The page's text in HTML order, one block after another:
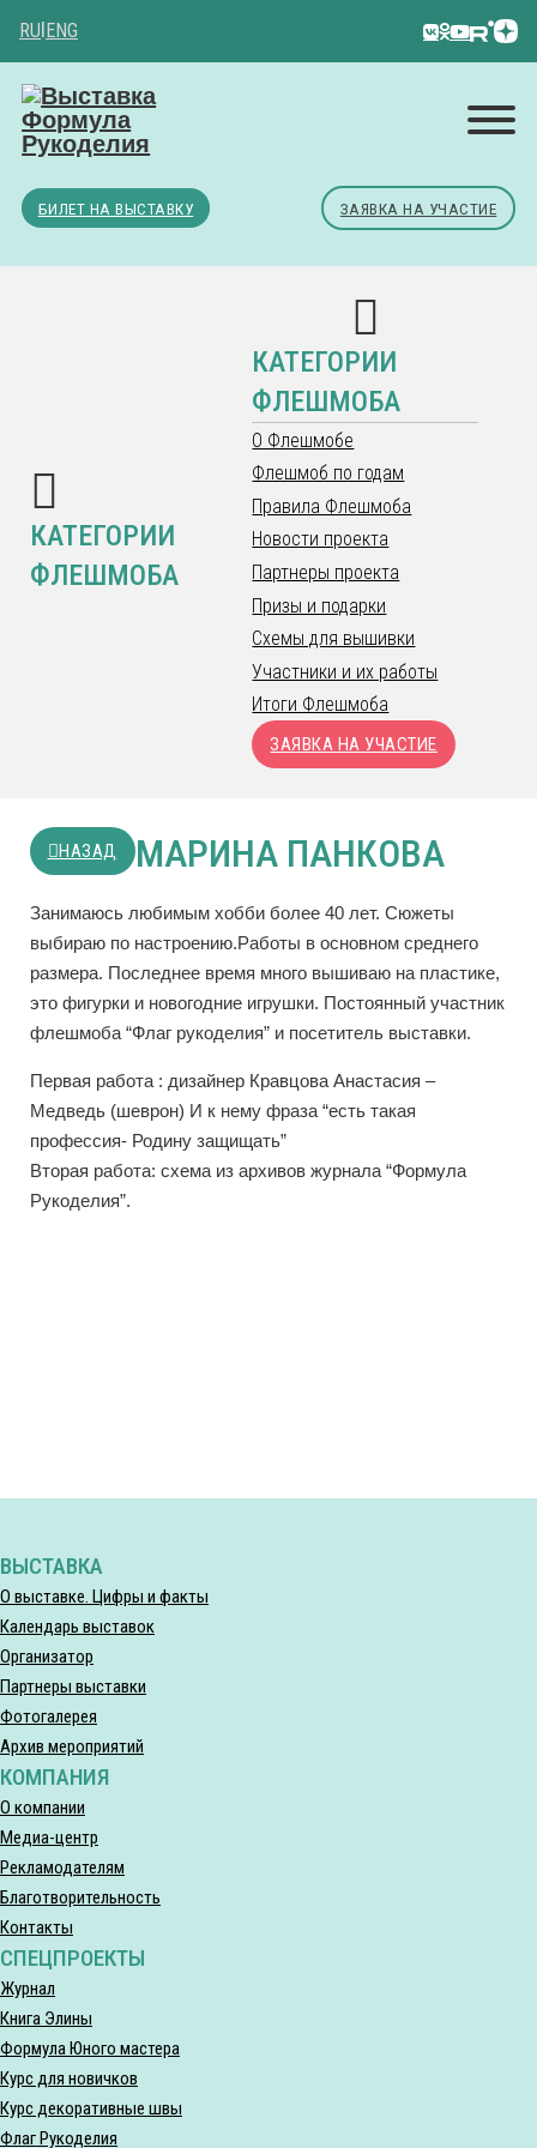
RU ENG
БИЛЕТ НА ВЫСТАВКУ ЗАЯВКА НА УЧАСТИЕ
КАТЕГОРИИ
ФЛЕШМОБА
КАТЕГОРИИ
ФЛЕШМОБА
О Флешмобе
Флешмоб по годам
Правила Флешмоба
Новости проекта
Партнеры проекта
Призы и подарки
Схемы для вышивки
Участники и их работы
Итоги Флешмоба
ЗАЯВКА НА УЧАСТИЕ
НАЗАД МАРИНА ПАНКОВА
Занимаюсь любимым хобби более 40 лет. Сюжеты
выбираю по настроению.Работы в основном среднего
размера. Последнее время много вышиваю на пластике,
это фигурки и новогодние игрушки. Постоянный участник
флешмоба “Флаг рукоделия” и посетитель выставки.
Первая работа : дизайнер Кравцова Анастасия –
Медведь (шеврон) И к нему фраза “есть такая
профессия- Родину защищать”
Вторая работа: схема из архивов журнала “Формула
Рукоделия”.
ВЫСТАВКА
О выставке. Цифры и факты
Календарь выставок
Организатор
Партнеры выставки
Фотогалерея
Архив мероприятий
КОМПАНИЯ
О компании
Медиа-центр
Рекламодателям
Благотворительность
Контакты
СПЕЦПРОЕКТЫ
Журнал
Книга Элины
Формула Юного мастера
Курс для новичков
Курс декоративные швы
Флаг Рукоделия